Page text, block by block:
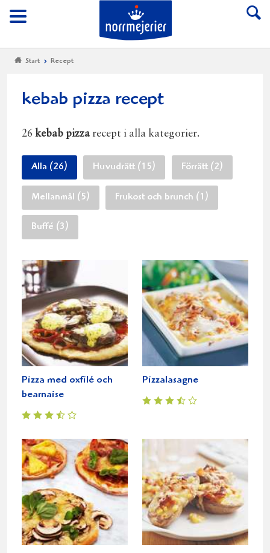
Meny
Till Norrmejerier
Start Recept
kebab pizza recept
26 kebab pizza recept i alla kategorier.
Alla (26) Huvudrätt (15) Förrätt (2)
Mellanmål (5) Frukost och brunch (1)
Buffé (3)
Pizza med oxfilé och
bearnaise
Pizzalasagne